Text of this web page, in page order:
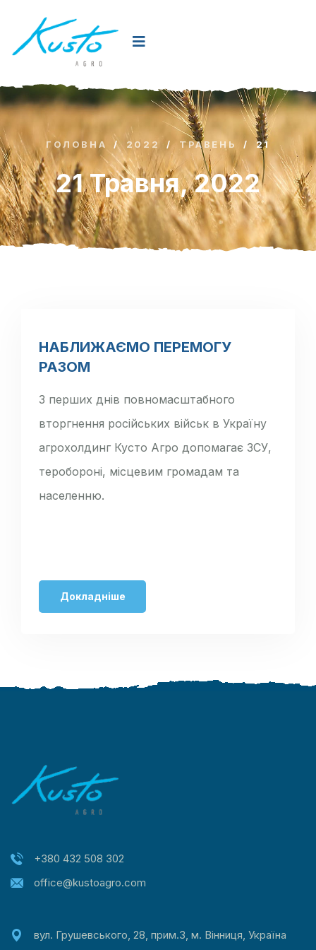
ГОЛОВНА / 2022 / ТРАВЕНЬ / 21
21 Травня, 2022
НАБЛИЖАЄМО ПЕРЕМОГУ
РАЗОМ
З перших днів повномасштабного
вторгнення російських військ в Україну
агрохолдинг Кусто Агро допомагає ЗСУ,
теробороні, місцевим громадам та
населенню.
Докладніше
+380 432 508 302
office@kustoagro.com
вул. Грушевського, 28, прим.3, м. Вінниця, Україна